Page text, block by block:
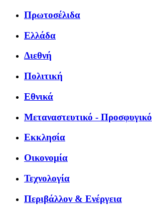
Πρωτοσέλιδα
Ελλάδα
Διεθνή
Πολιτική
Εθνικά
Μεταναστευτικό - Προσφυγικό
Εκκλησία
Οικονομία
Τεχνολογία
Περιβάλλον & Ενέργεια